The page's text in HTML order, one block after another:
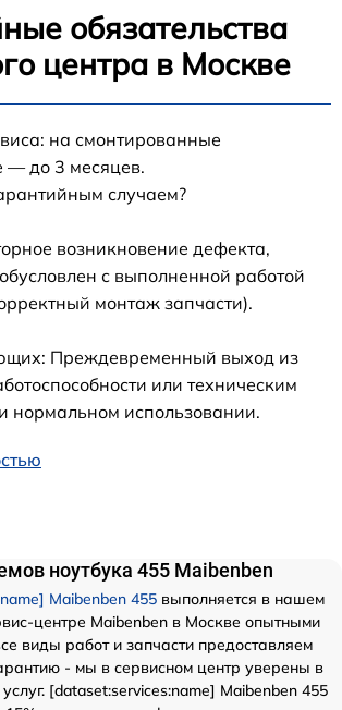
обязательства
центра в Москве
на смонтированные
— до 3 месяцев.
случаем?
возникновение дефекта,
с выполненной работой
монтаж запчасти).
Преждевременный выход из
или техническим
нормальном использовании.
ноутбука 455 Maibenben
Maibenben 455 выполняется в нашем
центре Maibenben в Москве опытными
виды работ и запчасти предоставляем
- мы в сервисном центр уверены в
[dataset:services:name] Maibenben 455